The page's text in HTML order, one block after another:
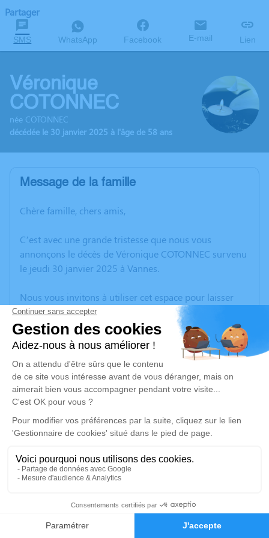
Faire-part Hommages
Partager
SMS WhatsApp Facebook E-mail Lien
Véronique
COTONNEC
née COTONNEC
décédée le 30 janvier 2025 à l'âge de 58 ans
Message de la famille
Chère famille, chers amis,
C’est avec une grande tristesse que nous vous
annonçons le décès de Véronique COTONNEC survenu
le jeudi 30 janvier 2025 à Vannes.
Nous vous invitons à utiliser cet espace pour laisser
vos condoléances, partager des photos souvenirs, une
anecdote ou exprimer vos pensées à travers des
poèmes ou des textes. Cet endroit est un lieu
d'expression dédié à honorer la mémoire de Véronique
COTONNEC.
Un service de plantation d’arbre hommage est
disponible ici
Cérémonie religieuse
Église Saint-Cornély de Carnac
Carnac